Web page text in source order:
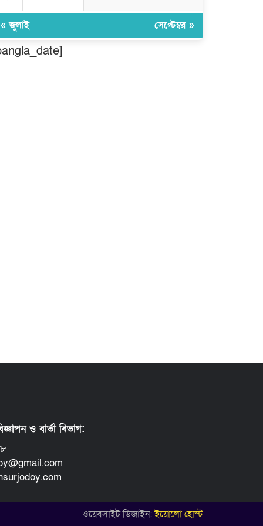
বিশ্বনাথে ‘প্রবাসী ওয়েলফেয়ার
এসোসিয়েশন’র পক্ষ থেকে নগদ অর্থ
« জুলাই সেপ্টেম্বর »
ও বার্তা বিভাগ:
ওয়েবসাইট ডিজাইন:ইয়োলো হোস্ট